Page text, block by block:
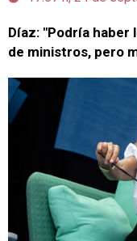
Díaz: "Podría haber
de ministros, pero